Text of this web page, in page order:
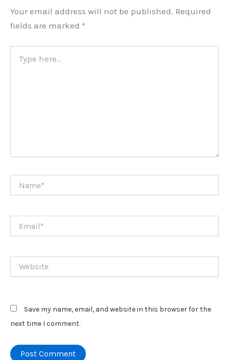
Your email address will not be published. Required
fields are marked *
here..
Save my name, email, and website in this browser for the
next time I comment.